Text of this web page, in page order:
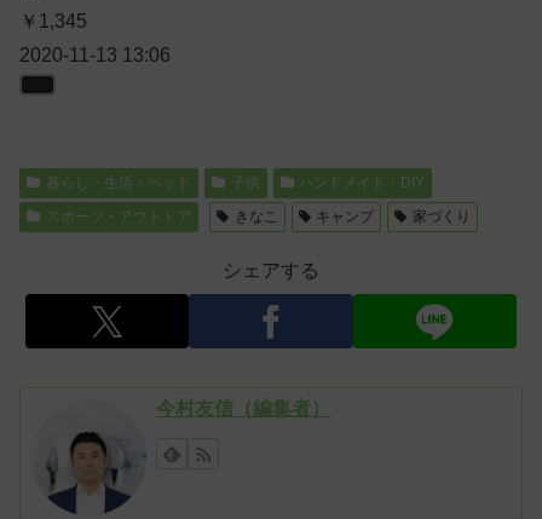
￥1,345
2020-11-13 13:06
暮らし・生活・ペット 子供
ハンドメイド・DIY
スポーツ・アウトドア
きなこ キャンプ 家づくり
シェアする
今村友信（編集者）